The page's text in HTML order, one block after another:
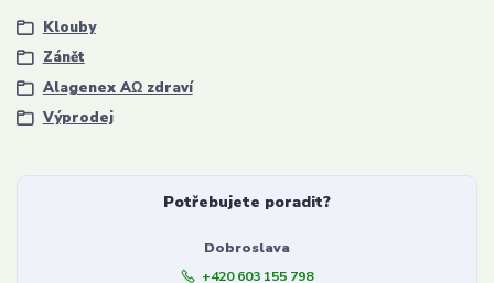
Klouby
Zánět
Alagenex AΩ zdraví
Výprodej
Potřebujete poradit?
Dobroslava
+420 603 155 798